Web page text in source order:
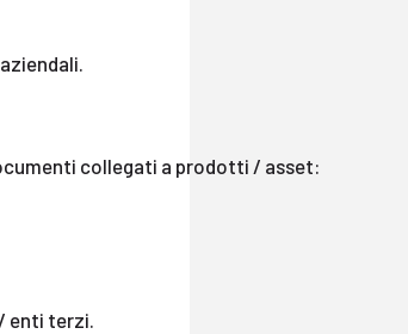
collegati a prodotti / asset:
enti terzi.